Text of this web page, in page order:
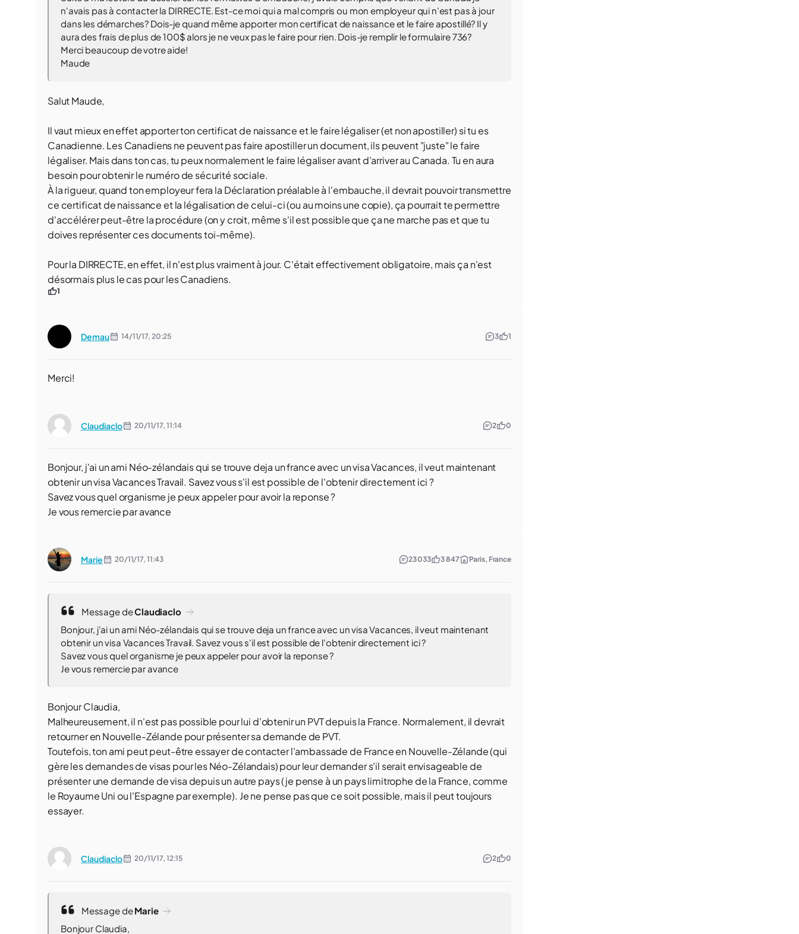
n'avais pas à contacter la DIRRECTE. Est-ce moi qui a mal compris ou mon employeur qui n'est pas à jour
dans les démarches? Dois-je quand même apporter mon certificat de naissance et le faire apostillé? Il y
aura des frais de plus de 100$ alors je ne veux pas le faire pour rien. Dois-je remplir le formulaire 736?
Merci beaucoup de votre aide!
Maude
Salut Maude,
Il vaut mieux en effet apporter ton certificat de naissance et le faire légaliser (et non apostiller) si tu es
Canadienne. Les Canadiens ne peuvent pas faire apostiller un document, ils peuvent "juste" le faire
légaliser. Mais dans ton cas, tu peux normalement le faire légaliser avant d'arriver au Canada. Tu en aura
besoin pour obtenir le numéro de sécurité sociale.
À la rigueur, quand ton employeur fera la Déclaration préalable à l'embauche, il devrait pouvoir transmettre
ce certificat de naissance et la légalisation de celui-ci (ou au moins une copie), ça pourrait te permettre
d'accélérer peut-être la procédure (on y croit, même s'il est possible que ça ne marche pas et que tu
doives représenter ces documents toi-même).
Pour la DIRRECTE, en effet, il n'est plus vraiment à jour. C'était effectivement obligatoire, mais ça n'est
désormais plus le cas pour les Canadiens.
1
Demau 14/11/17, 20:25 3 1
Merci!
Claudiaclo 20/11/17, 11:14 2 0
Bonjour, j'ai un ami Néo-zélandais qui se trouve deja un france avec un visa Vacances, il veut maintenant
obtenir un visa Vacances Travail. Savez vous s'il est possible de l'obtenir directement ici ?
Savez vous quel organisme je peux appeler pour avoir la reponse ?
Je vous remercie par avance
Marie 20/11/17, 11:43 23 033 3 847 Paris, France
Message deClaudiaclo
Bonjour, j'ai un ami Néo-zélandais qui se trouve deja un france avec un visa Vacances, il veut maintenant
obtenir un visa Vacances Travail. Savez vous s'il est possible de l'obtenir directement ici ?
Savez vous quel organisme je peux appeler pour avoir la reponse ?
Je vous remercie par avance
Bonjour Claudia,
Malheureusement, il n'est pas possible pour lui d'obtenir un PVT depuis la France. Normalement, il devrait
retourner en Nouvelle-Zélande pour présenter sa demande de PVT.
Toutefois, ton ami peut peut-être essayer de contacter l'ambassade de France en Nouvelle-Zélande (qui
gère les demandes de visas pour les Néo-Zélandais) pour leur demander s'il serait envisageable de
présenter une demande de visa depuis un autre pays (je pense à un pays limitrophe de la France, comme
le Royaume Uni ou l'Espagne par exemple). Je ne pense pas que ce soit possible, mais il peut toujours
essayer.
Claudiaclo 20/11/17, 12:15 2 0
Message deMarie
Bonjour Claudia,